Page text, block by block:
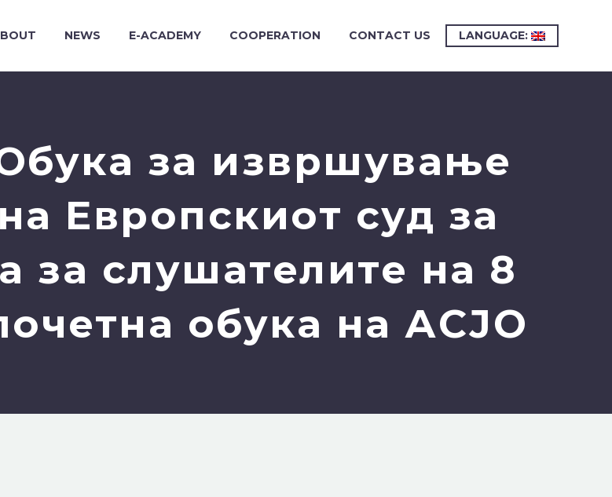
NEWS E-ACADEMY COOPERATION CONTACT US LANGUAGE:
за извршување
Европскиот суд за
за слушателите на 8
обука на АСЈО